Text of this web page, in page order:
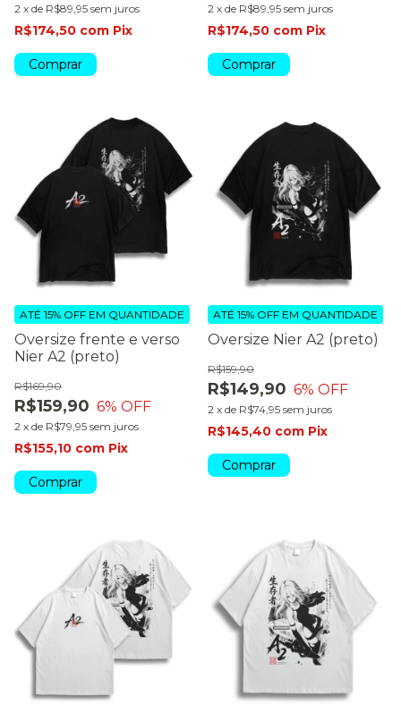
2 x de R$89,95 sem juros
R$174,50 com Pix
Comprar
2 x de R$89,95 sem juros
R$174,50 com Pix
Comprar
Oversize frente e verso
Nier A2 (preto)
R$159,90
R$169,90
6% OFF
2 x de R$79,95 sem juros
ATÉ 15% OFF EM QUANTIDADE
R$155,10 com Pix
Comprar
Oversize Nier A2 (preto)
R$149,90
R$159,90
6% OFF
2 x de R$74,95 sem juros
ATÉ 15% OFF EM QUANTIDADE
R$145,40 com Pix
Comprar